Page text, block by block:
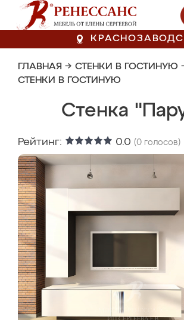
ГЛАВНАЯ → СТЕНКИ В ГОСТИНУЮ
СТЕНКИ В ГОСТИНУЮ
Стенка
Рейтинг: 0.0 (0 голосов)